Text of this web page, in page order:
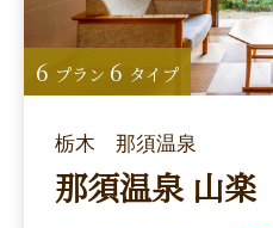
栃木 那須温泉
那須温泉 山楽
6 プラン 6 タイプ